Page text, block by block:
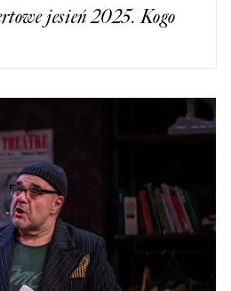
jesień 2025. Kogo